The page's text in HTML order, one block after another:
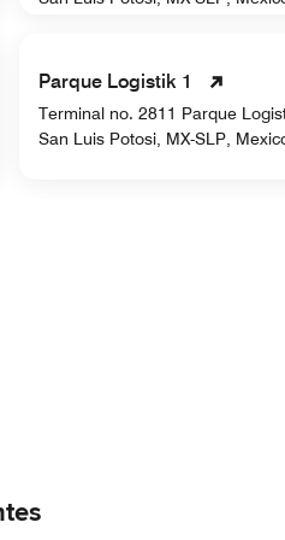
Parque Logistik 1
Terminal no. 2811 Parque
San Luis Potosi, MX-SLP,